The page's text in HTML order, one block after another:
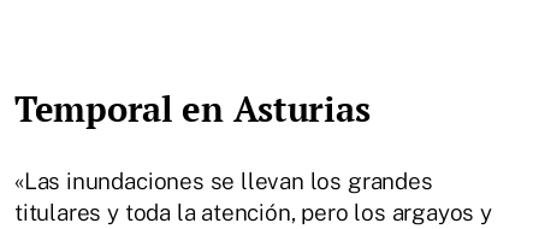
Temporal en Asturias
«Las inundaciones se llevan los grandes
titulares y toda la atención, pero los argayos y